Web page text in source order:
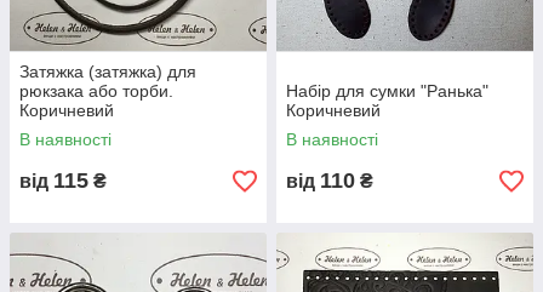
Затяжка (затяжка) для
рюкзака або торби.
Коричневий
В наявності
від 115 ₴
Набір для сумки "Ранька"
Коричневий
В наявності
від 110 ₴